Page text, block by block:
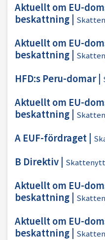
Aktuellt om EU-
beskattning
Aktuellt om EU-
beskattning
HFD:s Peru-domar|
Aktuellt om EU-
beskattning
A EUF-fördraget
B Direktiv Skattenytt
Aktuellt om EU-
beskattning
Aktuellt om EU-
beskattning